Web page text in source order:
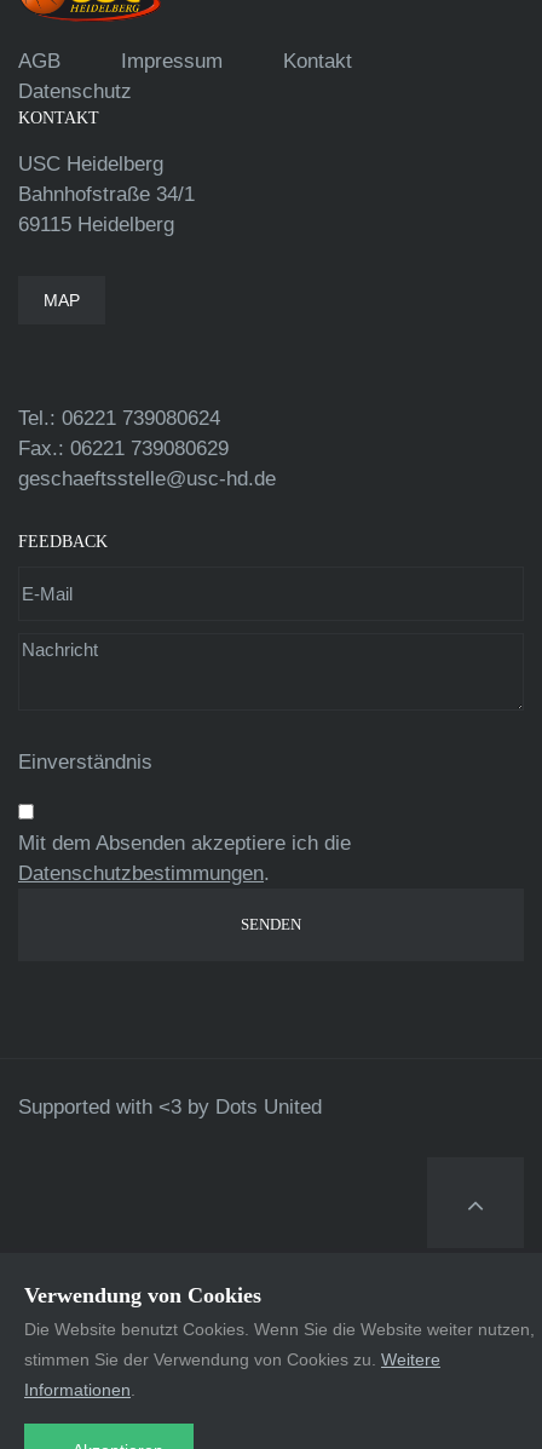
AGB Impressum
Kontakt
Datenschutz
KONTAKT
USC Heidelberg
Bahnhofstraße 34/1
69115 Heidelberg
MAP
Tel.: 06221 739080624
Fax.: 06221 739080629
geschaeftsstelle@usc-hd.de
FEEDBACK
Einverständnis
Mit dem Absenden akzeptiere ich die
Datenschutzbestimmungen.
Supported with <3 by Dots United
Verwendung von Cookies
Die Website benutzt Cookies. Wenn Sie die Website weiter nutzen,
stimmen Sie der Verwendung von Cookies zu. Weitere
Informationen